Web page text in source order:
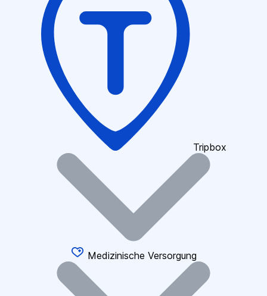
Tripbox
Medizinische Versorgung